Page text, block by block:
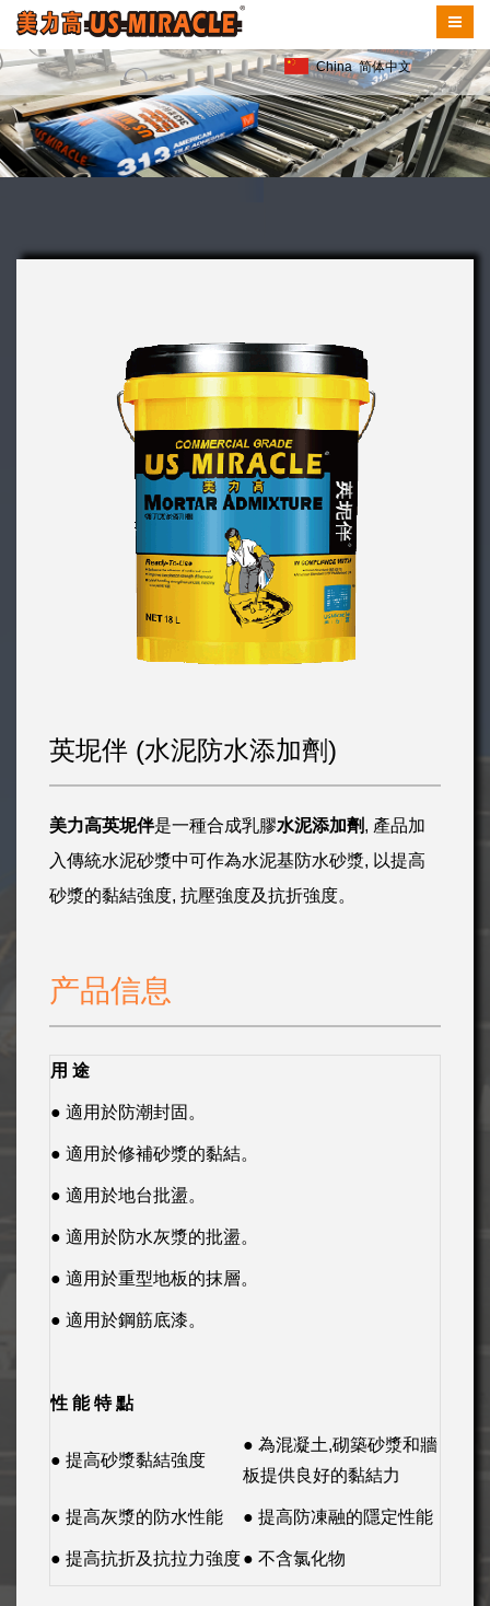
China 简体中文
英坭伴 (水泥防水添加劑)
美力高英坭伴是一種合成乳膠水泥添加劑, 產品加
入傳統水泥砂漿中可作為水泥基防水砂漿, 以提高
砂漿的黏結強度, 抗壓強度及抗折強度。
产品信息
用 途
● 適用於防潮封固。
● 適用於修補砂漿的黏結。
● 適用於地台批盪。
● 適用於防水灰漿的批盪。
● 適用於重型地板的抹層。
● 適用於鋼筋底漆。
性 能 特 點
● 提高砂漿黏結強度
● 為混凝土,砌築砂漿和牆
板提供良好的黏結力
● 提高灰漿的防水性能 ● 提高防凍融的隱定性能
● 提高抗折及抗拉力強度● 不含氯化物